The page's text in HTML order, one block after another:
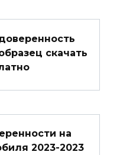
скачать
на
2023-2023